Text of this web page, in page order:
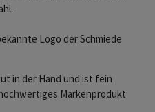
Logo der Schmiede
in der Hand und ist fein
Markenprodukt